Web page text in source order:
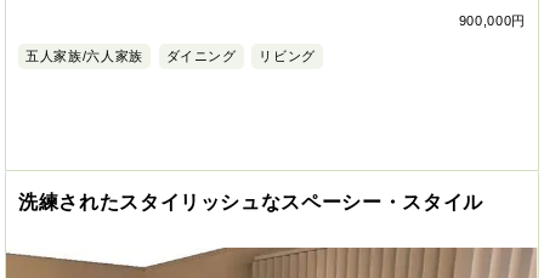
900,000円
五人家族/六人家族 ダイニング リビング
洗練されたスタイリッシュなスペーシー・スタイル